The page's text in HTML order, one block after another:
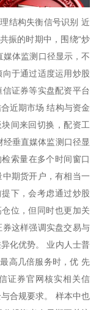
结构失衡信号识别 近
振的时期中，围绕“炒
媒体监测口径显示，不
于通过适度运用炒股
证券等实盘配资平台
近期市场 结构与资金
间来回切换，配资工
垂直媒体监测口径显
索量在多个时间窗口
期货开户，有相当一
下，会考虑通过炒股
位，但同时也更加关
这样强调实盘交易与
化优势。 业内人士普
高几倍服务时，优 先
证券官网核实相关信
合规要求。 样本中也